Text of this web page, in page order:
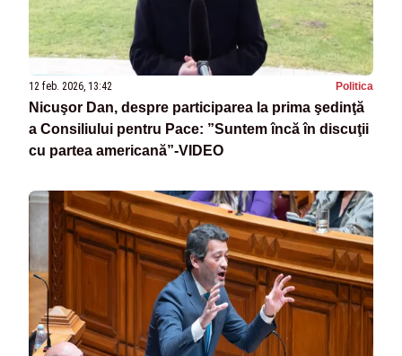
12 feb. 2026, 13:42 Politica
Nicuşor Dan, despre participarea la prima şedinţă
a Consiliului pentru Pace: ”Suntem încă în discuţii
cu partea americană”-VIDEO